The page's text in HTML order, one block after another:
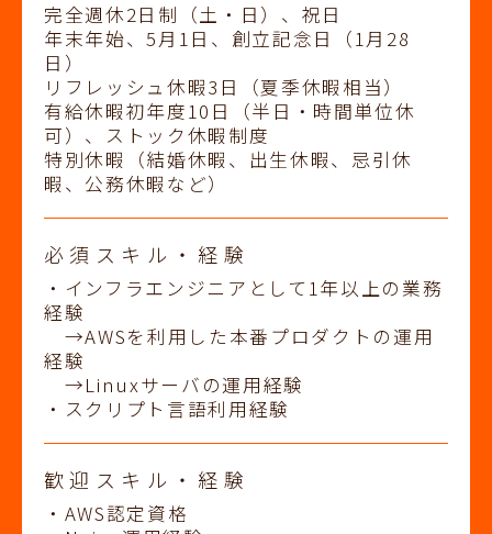
完全週休2日制（土・日）、祝日
年末年始、5月1日、創立記念日（1月28
日）
リフレッシュ休暇3日（夏季休暇相当）
有給休暇初年度10日（半日・時間単位休
可）、ストック休暇制度
特別休暇（結婚休暇、出生休暇、忌引休
暇、公務休暇など）
必須スキル・経験
・インフラエンジニアとして1年以上の業務
経験
→AWSを利用した本番プロダクトの運用
経験
→Linuxサーバの運用経験
・スクリプト言語利用経験
歓迎スキル・経験
・AWS認定資格